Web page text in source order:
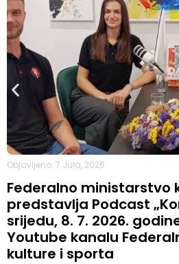
Objavljeno: 7 Jula, 2026
Federalno ministarstvo
predstavlja Podcast
srijedu, 8. 7. 2026.
Youtube kanalu
kulture i sporta